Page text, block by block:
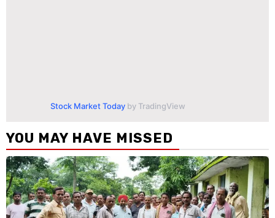
Stock Market Today by TradingView
YOU MAY HAVE MISSED